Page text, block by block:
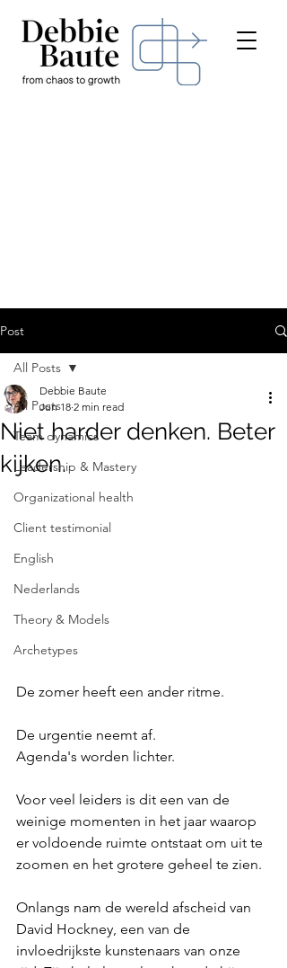
Post
All Posts
Team dynamics
Leadership & Mastery
Organizational health
Client testimonial
English
Nederlands
Theory & Models
Archetypes
All Posts
Niet harder denken. Beter
kijken.
Debbie Baute
Jun 18 2 min read
De zomer heeft een ander ritme.
De urgentie neemt af.
Agenda's worden lichter.
Voor veel leiders is dit een van de
weinige momenten in het jaar waarop
er voldoende ruimte ontstaat om uit te
zoomen en het grotere geheel te zien.
Onlangs nam de wereld afscheid van
David Hockney, een van de
invloedrijkste kunstenaars van onze